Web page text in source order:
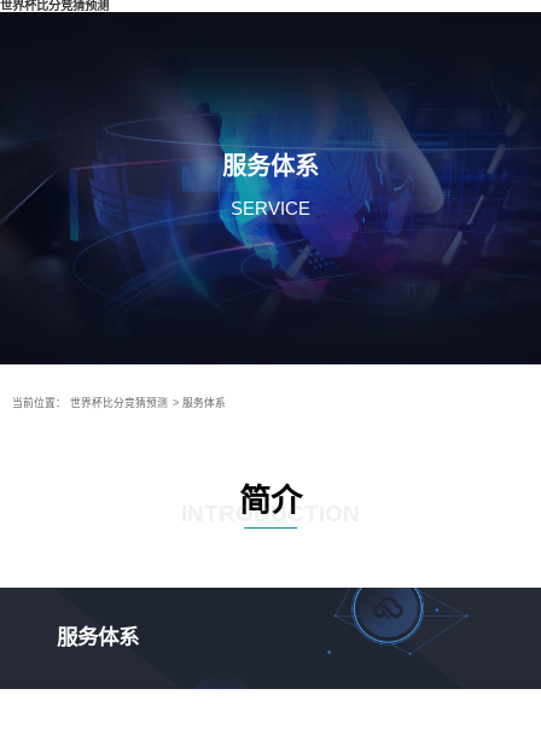
世界杯比分竞猜预测
服务体系
SERVICE
当前位置： 世界杯比分竞猜预测 > 服务体系
简介
INTRODUCTION
服务体系